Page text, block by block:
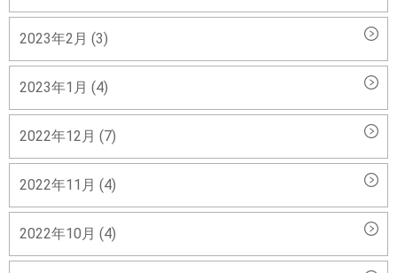
2023年2月 (3)
2023年1月 (4)
2022年12月 (7)
2022年11月 (4)
2022年10月 (4)